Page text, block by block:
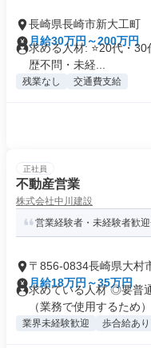
長崎県長崎市新大工町
月給30万円～200万円
求める人材: ⭐️20代・
歴不問・未経...
残業なし 交通費支給
正社員
不動産営業
株式会社中川建設
営業経験者・未経験者歓
〒856-0834長崎県大村
月給18万円～35万円
求めている人材 ◎要普
（業務で使用するため）
業界未経験歓迎 歩合給あり